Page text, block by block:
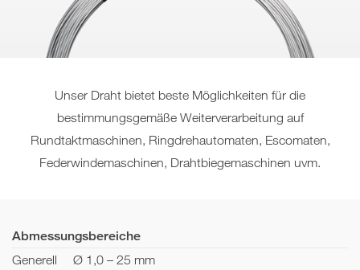
Unser Draht bietet beste Möglichkeiten für die
bestimmungsgemäße Weiterverarbeitung auf
Rundtaktmaschinen, Ringdrehautomaten, Escomaten,
Federwindemaschinen, Drahtbiegemaschinen uvm.
Abmessungsbereiche
Generell
Ø 1,0 – 25 mm